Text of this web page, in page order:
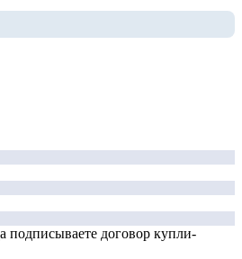
подписываете договор купли-